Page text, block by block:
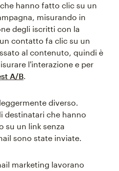
hanno fatto clic su un
misurando in
degli iscritti con la
contatto fa clic su un
al contenuto, quindi è
l'interazione e per
A/B.
diverso.
destinatari che hanno
su un link senza
sono state inviate.
marketing lavorano